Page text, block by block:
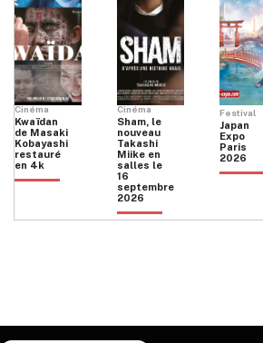
Cinéma
Kwaïdan
de Masaki
Kobayashi
restauré
en 4k
Cinéma
Sham, le
nouveau
Takashi
Miike en
salles le
16
septembre
2026
Festival
Japan
Expo
Paris
2026